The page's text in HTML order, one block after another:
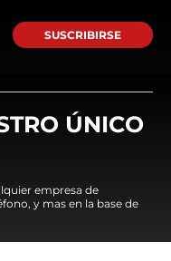
SUSCRIBIRSE
ÚNICO
empresa de
y mas en la base de